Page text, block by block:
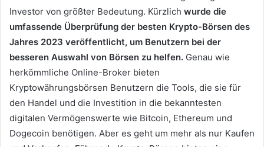
Investor von größter Bedeutung. Kürzlich wurde die
umfassende Überprüfung der besten Krypto-Börsen des
Jahres 2023 veröffentlicht, um Benutzern bei der
besseren Auswahl von Börsen zu helfen. Genau wie
herkömmliche Online-Broker bieten
Kryptowährungsbörsen Benutzern die Tools, die sie für
den Handel und die Investition in die bekanntesten
digitalen Vermögenswerte wie Bitcoin, Ethereum und
Dogecoin benötigen. Aber es geht um mehr als nur Kaufen